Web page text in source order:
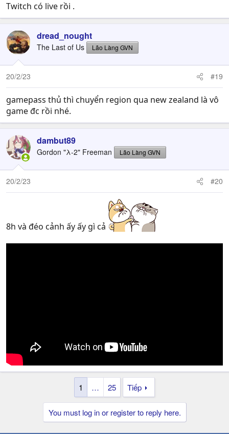
Twitch có live rồi .
dread_nought
The Last of Us Lão Làng GVN
20/2/23 #19
gamepass thủ thì chuyển region qua new zealand là vô
game đc rồi nhé.
dambut89
Gordon "λ-2" Freeman Lão Làng GVN
20/2/23 #20
8h và đéo cảnh ấy ấy gì cả
1 … 25 Tiếp
You must log in or register to reply here.